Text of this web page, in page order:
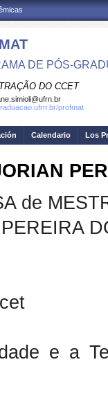
DE PÓS-
DO CCET
profmat
Calendario Los
de
e a